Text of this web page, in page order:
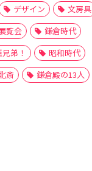
デザイン
文房具
覧会
鎌倉時代
弟！
昭和時代
斎 鎌倉殿の13人